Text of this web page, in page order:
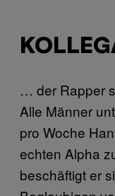
… der Rapper
Alle Männer
pro Woche
echten Alpha
beschäftigt er